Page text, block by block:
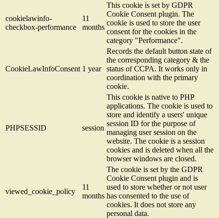
cookielawinfo-
checkbox-performance
11
months
This cookie is set by GDPR
Cookie Consent plugin. The
cookie is used to store the user
consent for the cookies in the
category "Performance".
CookieLawInfoConsent 1 year
Records the default button state of
the corresponding category & the
status of CCPA. It works only in
coordination with the primary
cookie.
PHPSESSID session
This cookie is native to PHP
applications. The cookie is used to
store and identify a users' unique
session ID for the purpose of
managing user session on the
website. The cookie is a session
cookies and is deleted when all the
browser windows are closed.
viewed_cookie_policy
11
months
The cookie is set by the GDPR
Cookie Consent plugin and is
used to store whether or not user
has consented to the use of
cookies. It does not store any
personal data.